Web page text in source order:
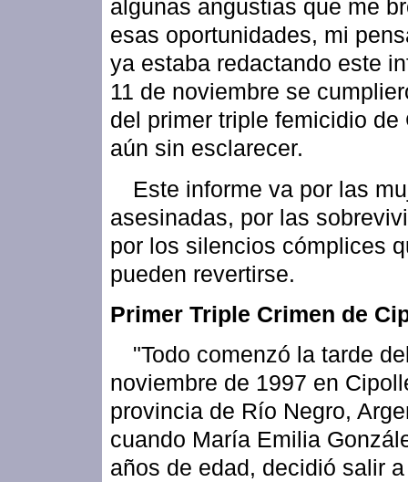
algunas angustias que me
esas oportunidades, mi
ya estaba redactando este
11 de noviembre se
del primer triple femicidio de
aún sin esclarecer.
Este informe va por las
asesinadas, por las
por los silencios cómplices
pueden revertirse.
Primer Triple Crimen de
"Todo comenzó la tarde
noviembre de 1997 en
provincia de Río Negro,
cuando María Emilia
años de edad, decidió salir